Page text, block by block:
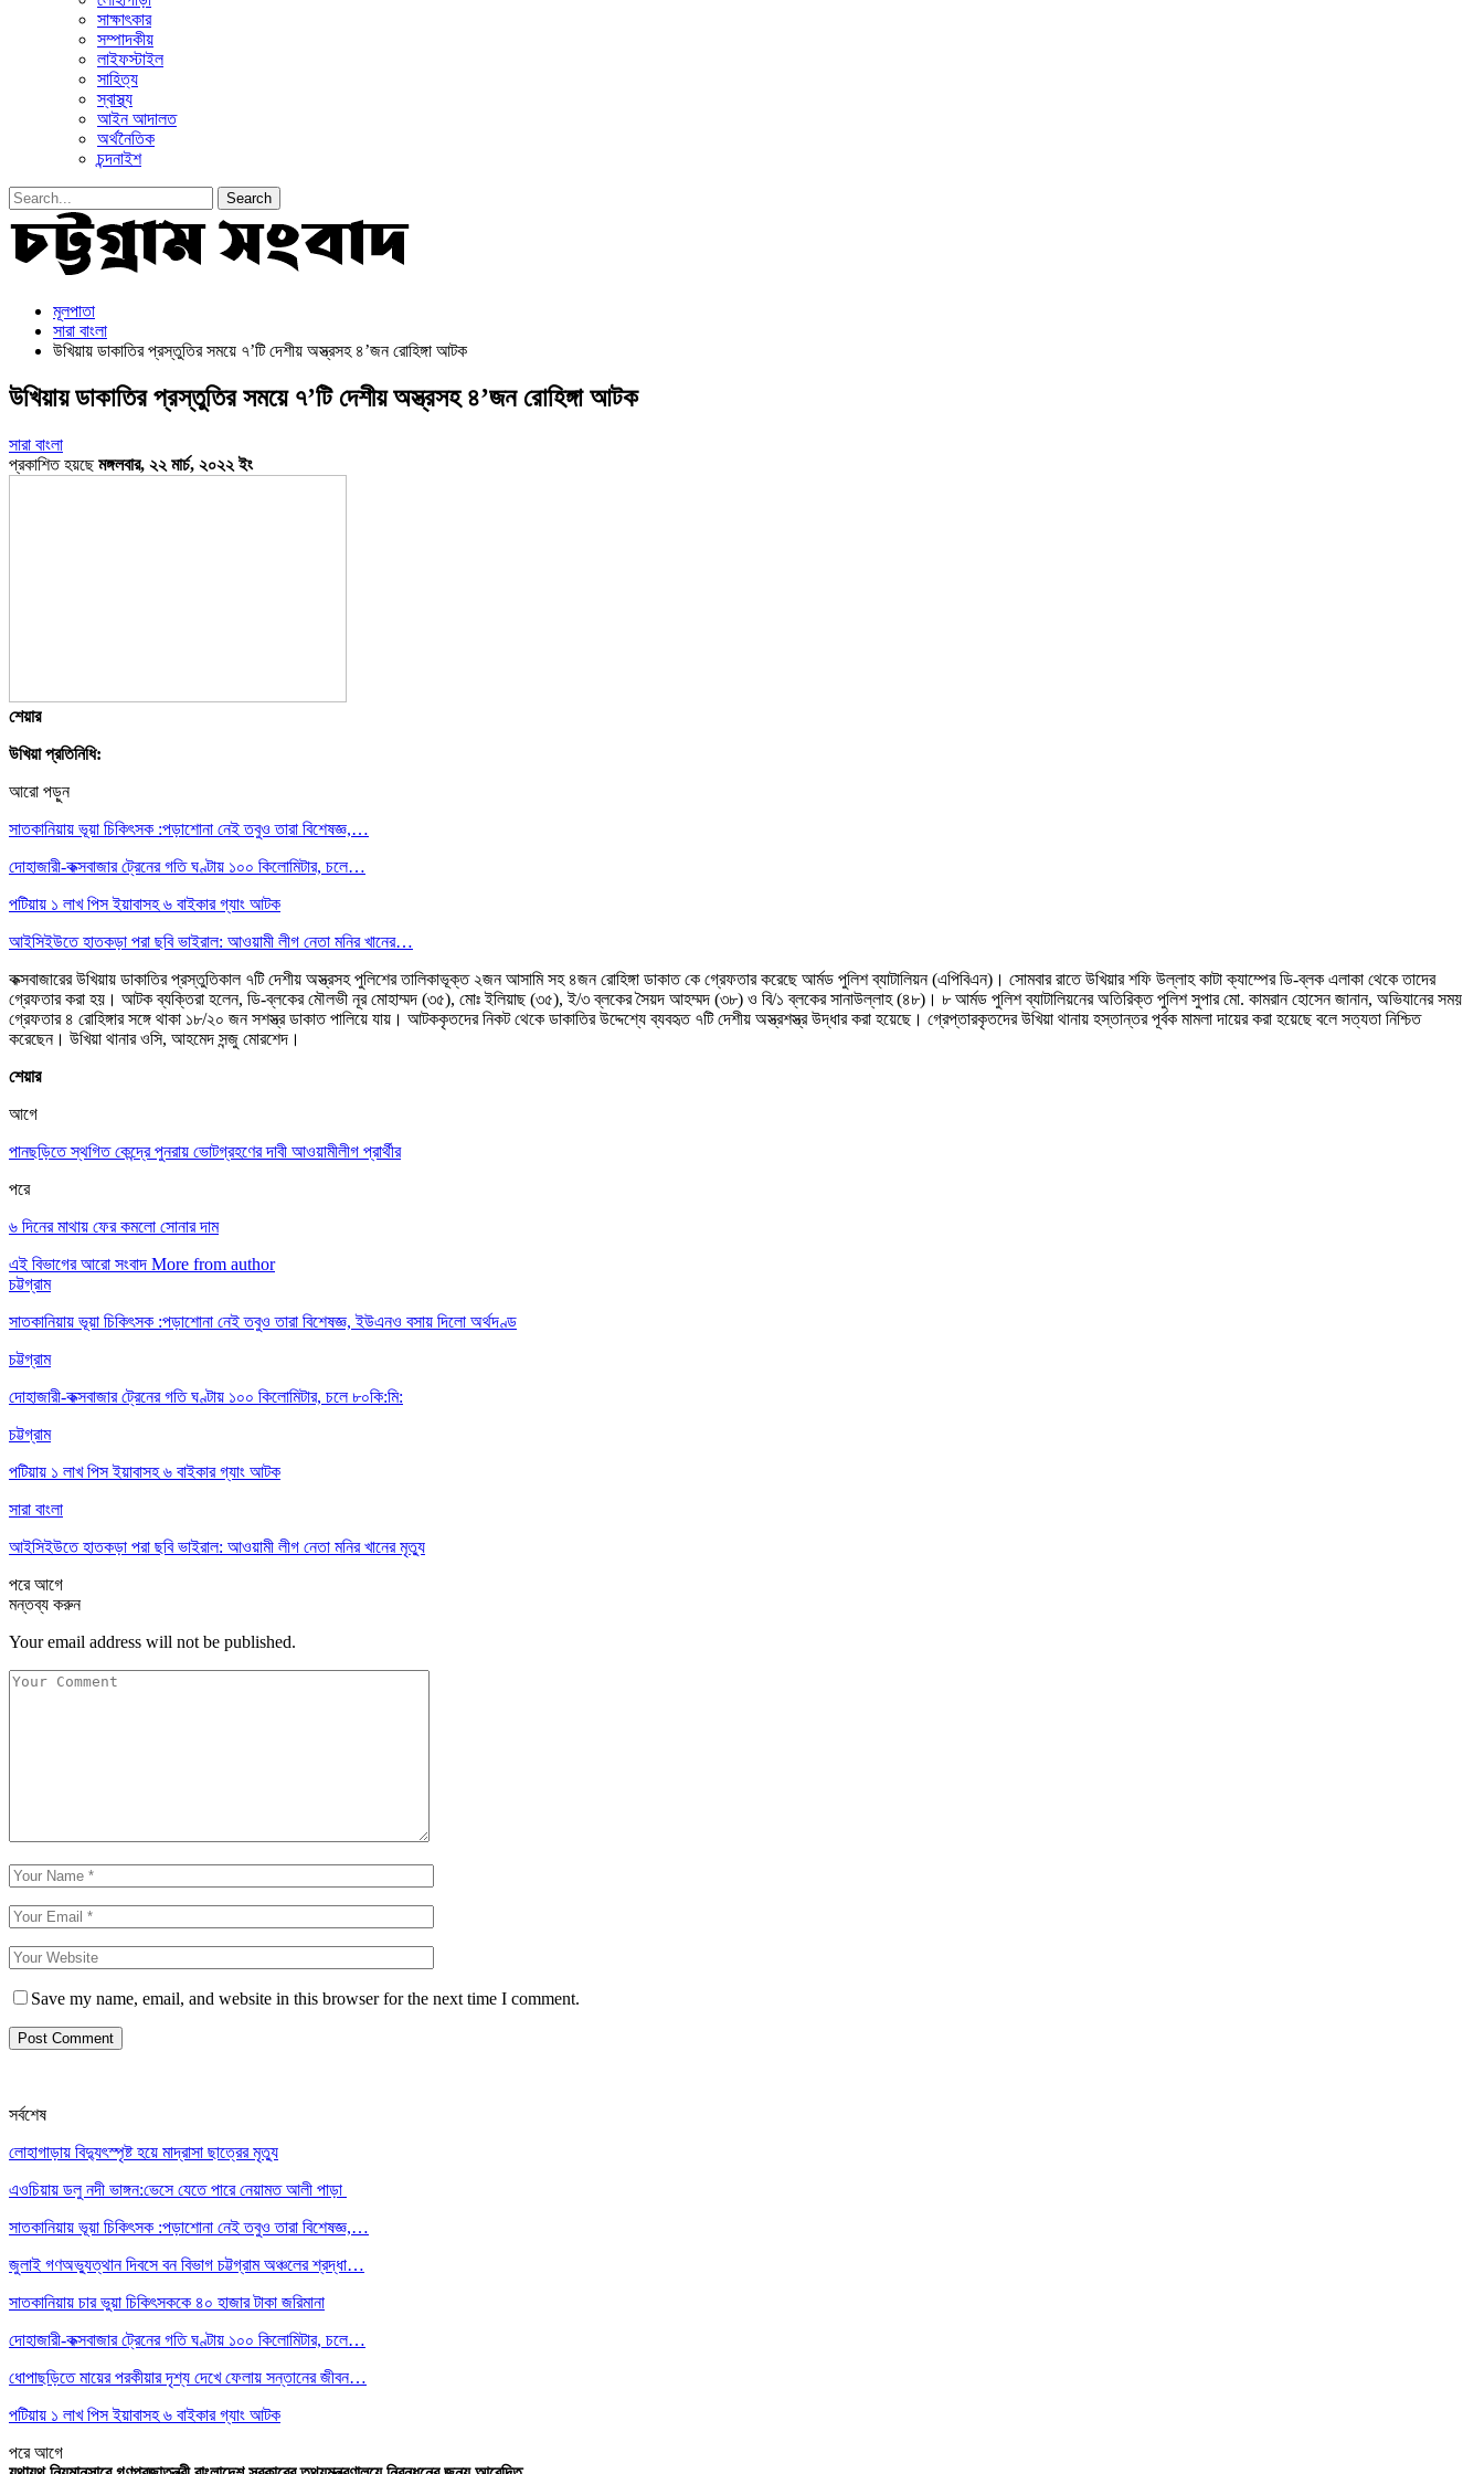
সাক্ষাৎকার
সম্পাদকীয়
লাইফস্টাইল
সাহিত্য
স্বাস্থ্য
আইন আদালত
অর্থনৈতিক
চন্দনাইশ
মূলপাতা
সারা বাংলা
উখিয়ায় ডাকাতির প্রস্তুতির সময়ে ৭’টি দেশীয় অস্ত্রসহ ৪’জন রোহিঙ্গা আটক
উখিয়ায় ডাকাতির প্রস্তুতির সময়ে ৭’টি দেশীয় অস্ত্রসহ ৪’জন রোহিঙ্গা আটক
সারা বাংলা
প্রকাশিত হয়ছেমঙ্গলবার, ২২ মার্চ, ২০২২ ইং
শেয়ার
উখিয়া প্রতিনিধি:
আরো পড়ুন
সাতকানিয়ায় ভূয়া চিকিৎসক :পড়াশোনা নেই তবুও তারা বিশেষজ্ঞ,…
দোহাজারী-কক্সবাজার ট্রেনের গতি ঘণ্টায় ১০০ কিলোমিটার, চলে…
পটিয়ায় ১ লাখ পিস ইয়াবাসহ ৬ বাইকার গ্যাং আটক
আইসিইউতে হাতকড়া পরা ছবি ভাইরাল: আওয়ামী লীগ নেতা মনির খানের…
কক্সবাজারের উখিয়ায় ডাকাতির প্রস্তুতিকাল ৭টি দেশীয় অস্ত্রসহ পুলিশের তালিকাভূক্ত ২জন আসামি সহ ৪জন রোহিঙ্গা ডাকাত কে গ্রেফতার করেছে আর্মড পুলিশ ব্যাটালিয়ন (এপিবিএন)। সোমবার রাতে উখিয়ার শফি উল্লাহ কাটা ক্যাম্পের ডি-ব্লক এলাকা থেকে তাদের
গ্রেফতার করা হয়। আটক ব্যক্তিরা হলেন, ডি-ব্লকের মৌলভী নূর মোহাম্মদ (৩৫), মোঃ ইলিয়াছ (৩৫), ই/৩ ব্লকের সৈয়দ আহম্মদ (৩৮) ও বি/১ ব্লকের সানাউল্লাহ (৪৮)। ৮ আর্মড পুলিশ ব্যাটালিয়নের অতিরিক্ত পুলিশ সুপার মো. কামরান হোসেন জানান, অভিযানের সময়
গ্রেফতার ৪ রোহিঙ্গার সঙ্গে থাকা ১৮/২০ জন সশস্ত্র ডাকাত পালিয়ে যায়। আটককৃতদের নিকট থেকে ডাকাতির উদ্দেশ্যে ব্যবহৃত ৭টি দেশীয় অস্ত্রশস্ত্র উদ্ধার করা হয়েছে। গ্রেপ্তারকৃতদের উখিয়া থানায় হস্তান্তর পূর্বক মামলা দায়ের করা হয়েছে বলে সত্যতা নিশ্চিত
করেছেন। উখিয়া থানার ওসি, আহমেদ সন্জু মোরশেদ।
শেয়ার
আগে
পানছড়িতে স্থগিত কেন্দ্রে পুনরায় ভোটগ্রহণের দাবী আওয়ামীলীগ প্রার্থীর
পরে
৬ দিনের মাথায় ফের কমলো সোনার দাম
এই বিভাগের আরো সংবাদ More from author
চট্টগ্রাম
সাতকানিয়ায় ভূয়া চিকিৎসক :পড়াশোনা নেই তবুও তারা বিশেষজ্ঞ, ইউএনও বসায় দিলো অর্থদণ্ড
চট্টগ্রাম
দোহাজারী-কক্সবাজার ট্রেনের গতি ঘণ্টায় ১০০ কিলোমিটার, চলে ৮০কি:মি:
চট্টগ্রাম
পটিয়ায় ১ লাখ পিস ইয়াবাসহ ৬ বাইকার গ্যাং আটক
সারা বাংলা
আইসিইউতে হাতকড়া পরা ছবি ভাইরাল: আওয়ামী লীগ নেতা মনির খানের মৃত্যু
পরেআগে
মন্তব্য করুন
Your email address will not be published.
Save my name, email, and website in this browser for the next time I comment.
সর্বশেষ
লোহাগাড়ায় বিদ্যুৎস্পৃষ্ট হয়ে মাদ্রাসা ছাত্রের মৃত্যু
এওচিয়ায় ডলু নদী ভাঙ্গন:ভেসে যেতে পারে নেয়ামত আলী পাড়া
সাতকানিয়ায় ভূয়া চিকিৎসক :পড়াশোনা নেই তবুও তারা বিশেষজ্ঞ,…
জুলাই গণঅভ্যুত্থান দিবসে বন বিভাগ চট্টগ্রাম অঞ্চলের শ্রদ্ধা…
সাতকানিয়ায় চার ভুয়া চিকিৎসককে ৪০ হাজার টাকা জরিমানা
দোহাজারী-কক্সবাজার ট্রেনের গতি ঘণ্টায় ১০০ কিলোমিটার, চলে…
ধোপাছড়িতে মায়ের পরকীয়ার দৃশ্য দেখে ফেলায় সন্তানের জীবন…
পটিয়ায় ১ লাখ পিস ইয়াবাসহ ৬ বাইকার গ্যাং আটক
পরেআগে